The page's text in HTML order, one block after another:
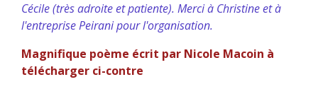
Cécile (très adroite et patiente). Merci à Christine et à
l'entreprise Peirani pour l'organisation.
Magnifique poème écrit par Nicole Macoin à
télécharger ci-contre